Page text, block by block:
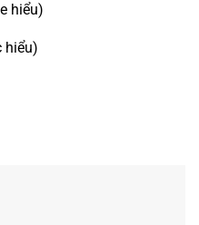
hiểu)
hiểu)